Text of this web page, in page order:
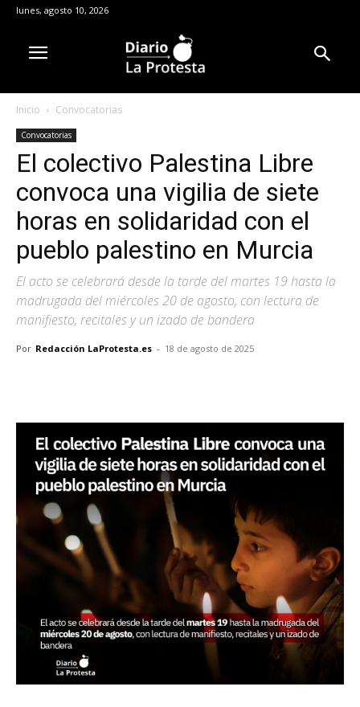
lunes, agosto 10, 2026
Inicio Convocatorias
Convocatorias
El colectivo Palestina Libre
convoca una vigilia de siete
horas en solidaridad con el
pueblo palestino en Murcia
El acto se celebrará desde la tarde del martes 19 hasta la
madrugada del miércoles 20 de agosto, con lectura de
manifiesto, recitales y un izado de bandera
Por Redacción LaProtesta.es - 18 de agosto de 2025